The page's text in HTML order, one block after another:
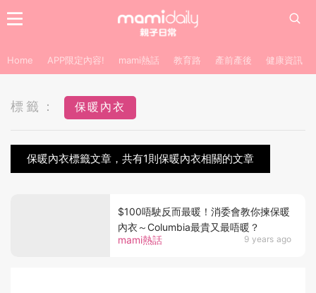
Home APP限定內容! mami熱話 教育路 產前產後 健康資訊
標籤： 保暖內衣
保暖內衣標籤文章，共有1則保暖內衣相關的文章
mami熱話 9 years ago
$100唔駛反而最暖！消委會教你揀保暖
內衣～Columbia最貴又最唔暖？